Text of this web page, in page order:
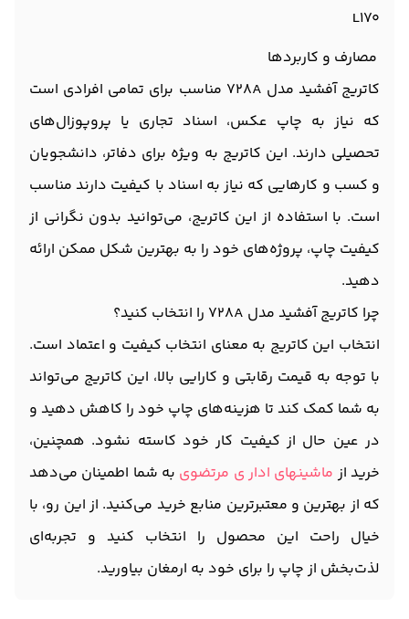
L170
مصارف و کاربردها
کاتریج آفشید مدل 728A مناسب برای تمامی افرادی است
که نیاز به چاپ عکس، اسناد تجاری یا پروپوزال‌های
تحصیلی دارند. این کاتریج به ویژه برای دفاتر، دانشجویان
و کسب و کارهایی که نیاز به اسناد با کیفیت دارند مناسب
است. با استفاده از این کاتریج، می‌توانید بدون نگرانی از
کیفیت چاپ، پروژه‌های خود را به بهترین شکل ممکن ارائه
دهید.
چرا کاتریج آفشید مدل 728A را انتخاب کنید؟
انتخاب این کاتریج به معنای انتخاب کیفیت و اعتماد است.
با توجه به قیمت رقابتی و کارایی بالا، این کاتریج می‌تواند
به شما کمک کند تا هزینه‌های چاپ خود را کاهش دهید و
در عین حال از کیفیت کار خود کاسته نشود. همچنین،
خرید از ماشینهای ادار ی مرتضوی به شما اطمینان می‌دهد
که از بهترین و معتبرترین منابع خرید می‌کنید. از این رو، با
خیال راحت این محصول را انتخاب کنید و تجربه‌ای
لذت‌بخش از چاپ را برای خود به ارمغان بیاورید.